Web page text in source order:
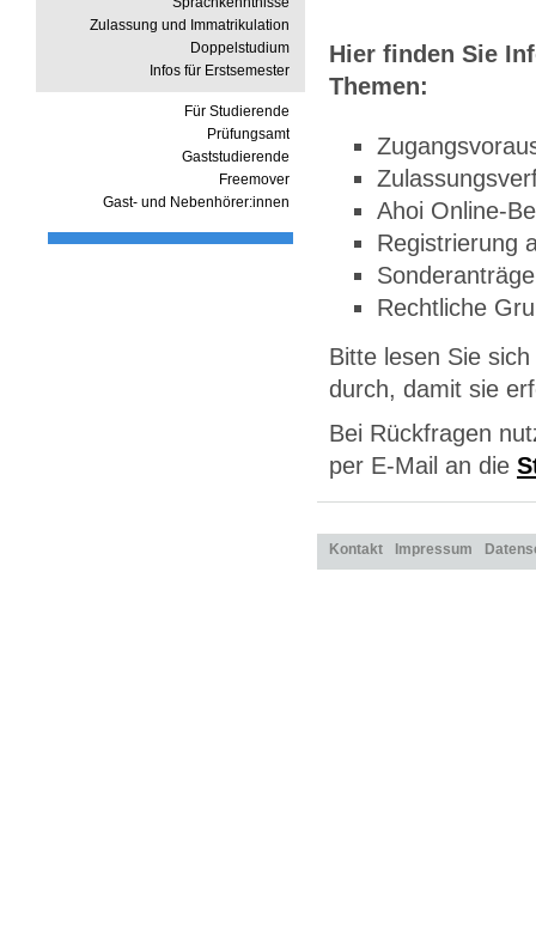
Zulassung und Immatrikulation
Doppelstudium
Infos für Erstsemester
Für Studierende
Prüfungsamt
Gaststudierende
Freemover
Gast- und Nebenhörer:innen
Hier finden Sie
Themen:
Ahoi Online-
Registrierung
Rechtliche
Bitte lesen Sie
durch, damit sie
Bei Rückfragen
per E-Mail an die
Kontakt Impressum